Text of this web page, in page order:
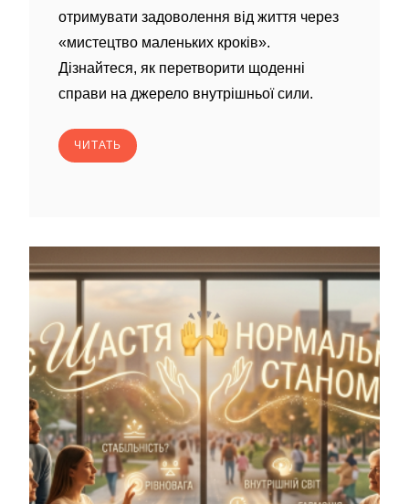
отримувати задоволення від життя через
«мистецтво маленьких кроків».
Дізнайтеся, як перетворити щоденні
справи на джерело внутрішньої сили.
ЧИТАТЬ